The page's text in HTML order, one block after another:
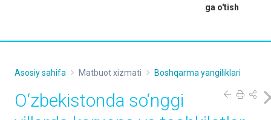
ga o'tish
Asosiy sahifa Matbuot xizmati Boshqarma yangiliklari
O‘zbekistonda so‘nggi